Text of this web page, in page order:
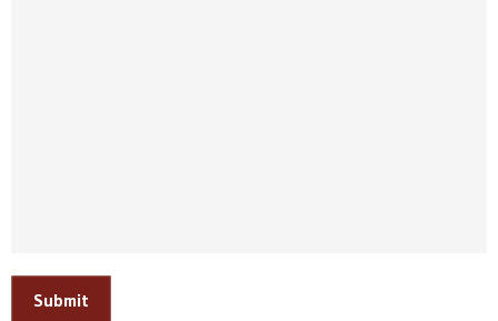
Submit